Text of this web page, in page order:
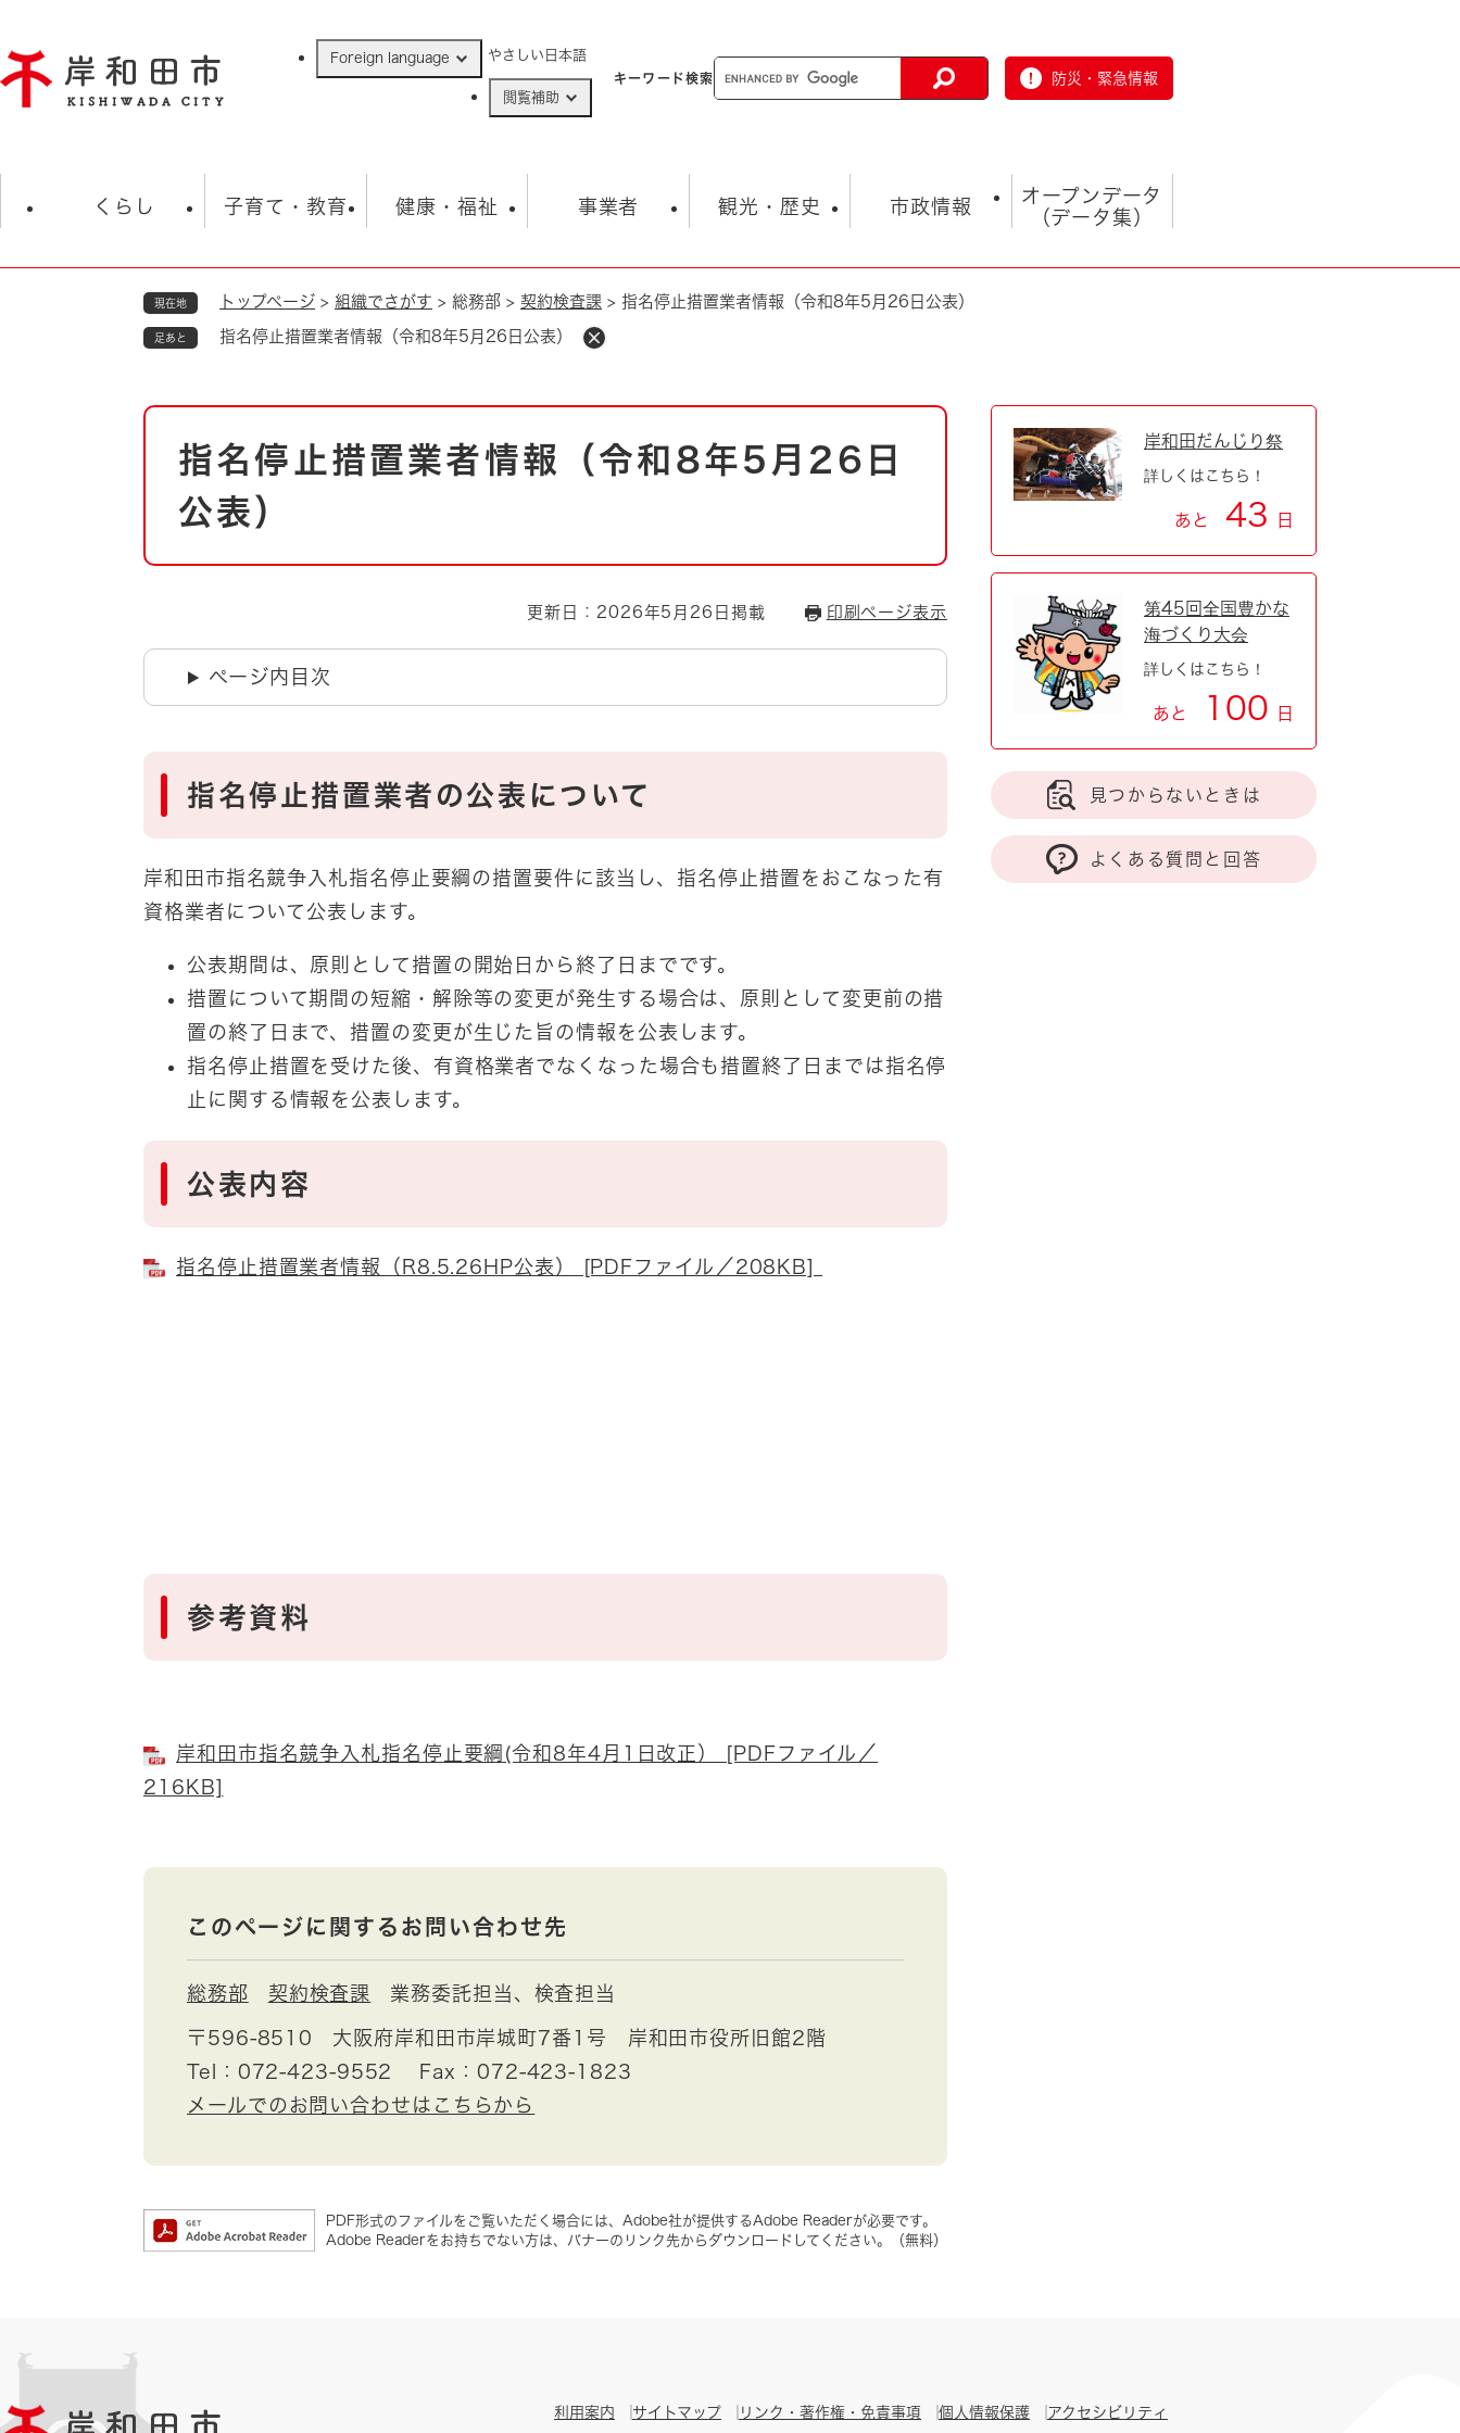
ジ
の
Foreign language やさしい日本語
閲覧補助
キーワード検索 防災・緊急情報
くらし
住民票・戸籍
ごみ・衛生・動物 救急・消防
防災・防犯 上水道・下水道
自然・環境・公園
引っ越し
道路・河川・交通
とじる
子育て・教育
学校 子育て
健康・福祉
福祉・健康・生活 生涯学習・スポーツ
事業者
入札・契約情報 まちづくり・協働
環境 福祉・介護
観光・歴史
観光 観光スポット
とじる
市政情報
市の概要 総合計画
市政 職員採用情報
市役所・施設の案内
オープンデータ
（データ集）
オープンデータ
現在地 トップページ > 組織でさがす > 総務部 > 契約検査課 > 指名停止措置業者情報（令和8年5月26日公表）
足あと 指名停止措置業者情報（令和8年5月26日公表）
本
指名停止措置業者情報（令和8年5月26日
公表）
更新日：2026年5月26日掲載 印刷ページ表示
ページ内目次
指名停止措置業者の公表について
岸和田市指名競争入札指名停止要綱の措置要件に該当し、指名停止措置をおこなった有
資格業者について公表します。
公表期間は、原則として措置の開始日から終了日までです。
措置について期間の短縮・解除等の変更が発生する場合は、原則として変更前の措
置の終了日まで、措置の変更が生じた旨の情報を公表します。
指名停止措置を受けた後、有資格業者でなくなった場合も措置終了日までは指名停
止に関する情報を公表します。
公表内容
指名停止措置業者情報（R8.5.26HP公表） [PDFファイル／208KB]
参考資料
岸和田市指名競争入札指名停止要綱(令和8年4月1日改正） [PDFファイル／
216KB]
このページに関するお問い合わせ先
総務部 契約検査課 業務委託担当、検査担当
〒596-8510
大阪府岸和田市岸城町7番1号 岸和田市役所旧館2階
Tel：072-423-9552
Fax：072-423-1823
メールでのお問い合わせはこちらから
PDF形式のファイルをご覧いただく場合には、Adobe社が提供するAdobe Readerが必要です。
Adobe Readerをお持ちでない方は、バナーのリンク先からダウンロードしてください。（無料）
岸和田だんじり祭
詳しくはこちら！
あと 43 日
第45回全国豊かな
海づくり大会
詳しくはこちら！
あと 100 日
見つからないときは
よくある質問と回答
利用案内 サイトマップ リンク・著作権・免責事項 個人情報保護 アクセシビリティ